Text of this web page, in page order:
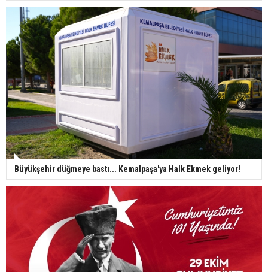
Büyükşehir düğmeye bastı... Kemalpaşa'ya Halk Ekmek geliyor!